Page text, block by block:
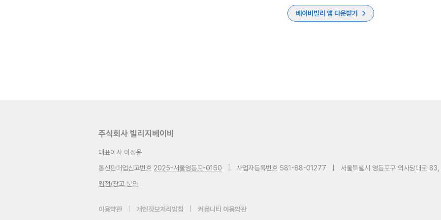
베이비빌리 앱 다운받기
주식회사 빌리지베이비
대표이사 이정윤
통신판매업신고번호 2025-서울영등포-0160 사업자등록번호 581-88-01277
서울특별시 영등포구 의사당대로
입점/광고 문의
이용약관 개인정보처리방침 커뮤니티 이용약관